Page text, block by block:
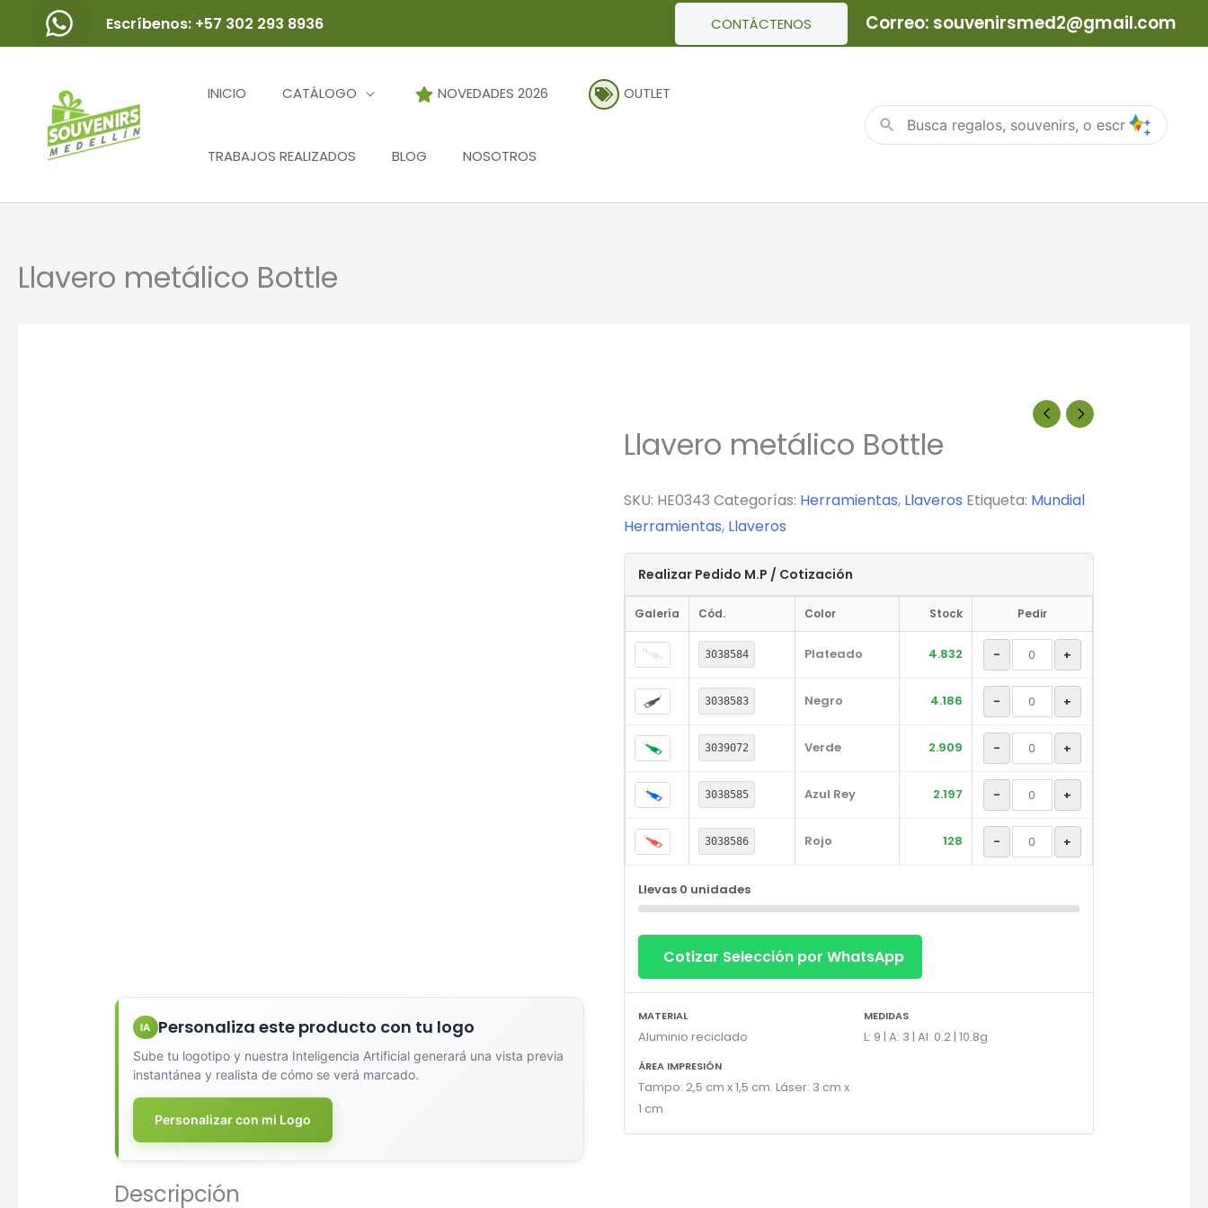
Escríbenos: +57 302 293 8936 CONTÁCTENOS Correo: souvenirsmed2@gmail.com
INICIO CATÁLOGO NOVEDADES 2026 OUTLET
TRABAJOS REALIZADOS BLOG NOSOTROS
Llavero metálico Bottle
IA Personaliza este producto con tu logo
Sube tu logotipo y nuestra Inteligencia Artificial generará una vista previa
instantánea y realista de cómo se verá marcado.
Personalizar con mi Logo
Diseñador de Vistas Previas con IA ×
Arrastra y suelta tu logotipo aquí
Llavero metálico Bottle
SKU: HE0343 Categorías: Herramientas, Llaveros Etiqueta: Mundial
Herramientas, Llaveros
Realizar Pedido M.P / Cotización
Galería Cód. Color Stock Pedir
3038584 Plateado 4.832 - +
3038583 Negro 4.186 - +
3039072 Verde 2.909 - +
3038585 Azul Rey 2.197 - +
3038586 Rojo 128 - +
Llevas 0 unidades
Cotizar Selección por WhatsApp
MATERIAL
Aluminio reciclado
MEDIDAS
L: 9 | A: 3 | Al: 0.2 | 10.8g
ÁREA IMPRESIÓN
Tampo: 2,5 cm x 1,5 cm. Láser: 3 cm x
1 cm
Descripción